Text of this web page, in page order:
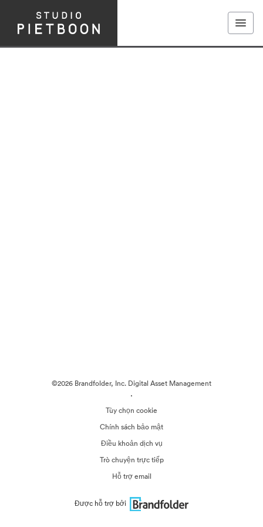
©2026 Brandfolder, Inc. Digital Asset Management
·
Tùy chọn cookie
Chính sách bảo mật
Điều khoản dịch vụ
Trò chuyện trực tiếp
Hỗ trợ email
Được hỗ trợ bởi